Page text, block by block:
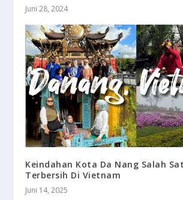
Juni 28, 2024
Keindahan Kota Da Nang Salah
Terbersih Di Vietnam
Juni 14, 2025